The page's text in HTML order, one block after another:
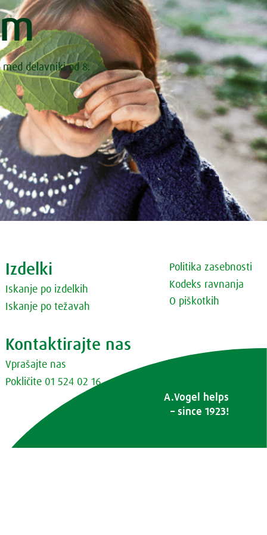
delavniki od 8.
A.Vogel helps
– since 1923!
Izdelki
Iskanje po izdelkih
Iskanje po težavah
Kontaktirajte nas
Vprašajte nas
Pokličite 01 524 02 16
Politika zasebnosti
Kodeks ravnanja
O piškotkih